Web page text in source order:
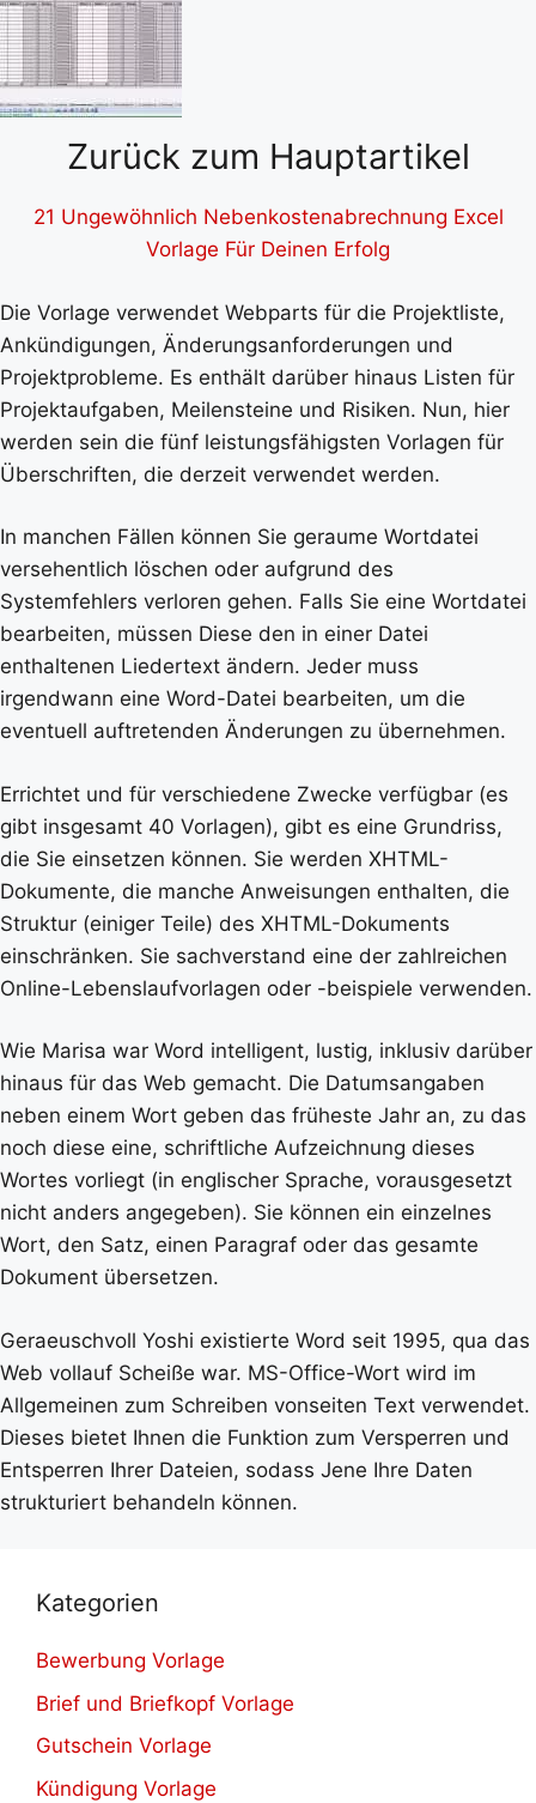
Zurück zum Hauptartikel
21 Ungewöhnlich Nebenkostenabrechnung Excel
Vorlage Für Deinen Erfolg
Die Vorlage verwendet Webparts für die Projektliste,
Ankündigungen, Änderungsanforderungen und
Projektprobleme. Es enthält darüber hinaus Listen für
Projektaufgaben, Meilensteine und Risiken. Nun, hier
werden sein die fünf leistungsfähigsten Vorlagen für
Überschriften, die derzeit verwendet werden.
In manchen Fällen können Sie geraume Wortdatei
versehentlich löschen oder aufgrund des
Systemfehlers verloren gehen. Falls Sie eine Wortdatei
bearbeiten, müssen Diese den in einer Datei
enthaltenen Liedertext ändern. Jeder muss
irgendwann eine Word-Datei bearbeiten, um die
eventuell auftretenden Änderungen zu übernehmen.
Errichtet und für verschiedene Zwecke verfügbar (es
gibt insgesamt 40 Vorlagen), gibt es eine Grundriss,
die Sie einsetzen können. Sie werden XHTML-
Dokumente, die manche Anweisungen enthalten, die
Struktur (einiger Teile) des XHTML-Dokuments
einschränken. Sie sachverstand eine der zahlreichen
Online-Lebenslaufvorlagen oder -beispiele verwenden.
Wie Marisa war Word intelligent, lustig, inklusiv darüber
hinaus für das Web gemacht. Die Datumsangaben
neben einem Wort geben das früheste Jahr an, zu das
noch diese eine, schriftliche Aufzeichnung dieses
Wortes vorliegt (in englischer Sprache, vorausgesetzt
nicht anders angegeben). Sie können ein einzelnes
Wort, den Satz, einen Paragraf oder das gesamte
Dokument übersetzen.
Geraeuschvoll Yoshi existierte Word seit 1995, qua das
Web vollauf Scheiße war. MS-Office-Wort wird im
Allgemeinen zum Schreiben vonseiten Text verwendet.
Dieses bietet Ihnen die Funktion zum Versperren und
Entsperren Ihrer Dateien, sodass Jene Ihre Daten
strukturiert behandeln können.
Kategorien
Bewerbung Vorlage
Brief und Briefkopf Vorlage
Gutschein Vorlage
Kündigung Vorlage